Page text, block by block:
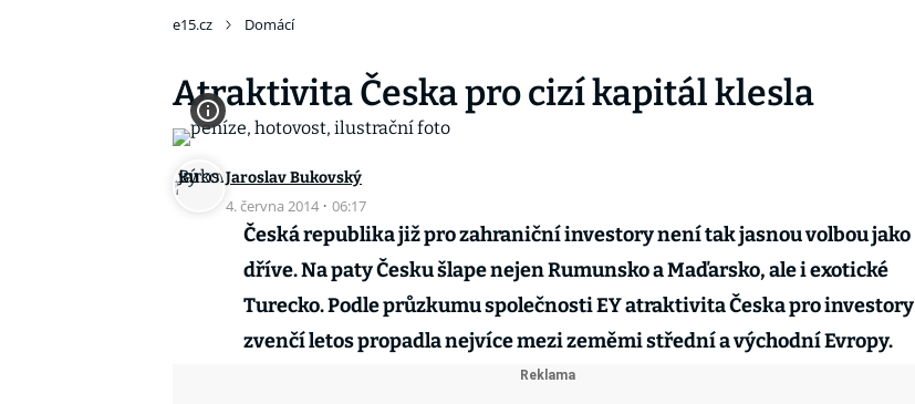
e15.cz Domácí
Atraktivita Česka pro cizí kapitál klesla
Jaroslav Bukovský
4. června 2014 · 06:17
Česká republika již pro zahraniční investory není tak jasnou volbou jako
dříve. Na paty Česku šlape nejen Rumunsko a Maďarsko, ale i exotické
Turecko. Podle průzkumu společnosti EY atraktivita Česka pro investory
zvenčí letos propadla nejvíce mezi zeměmi střední a východní Evropy.